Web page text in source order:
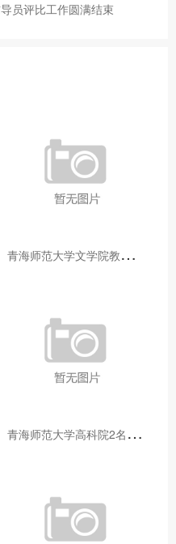
员评比工作圆满结束
青
海师范大学文学院教师赴山东省相关高校和学术机构交流学习
青
海师范大学高科院2名专家当选中国科学院院士